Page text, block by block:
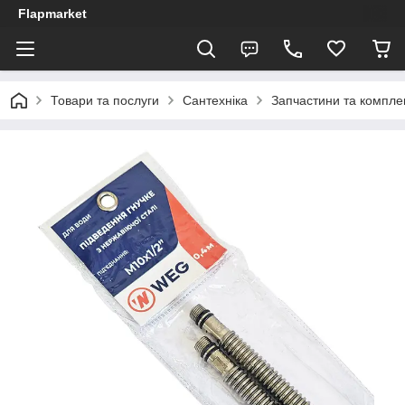
Flapmarket
Товари та послуги Сантехніка Запчастини та